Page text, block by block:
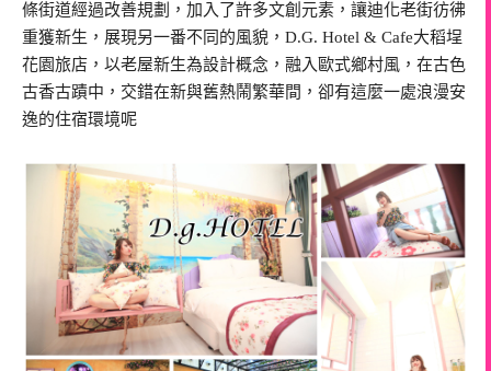
條街道經過改善規劃，加入了許多文創元素，讓迪化老街彷彿
重獲新生，展現另一番不同的風貌，D.G. Hotel & Cafe大稻埕
花園旅店，以老屋新生為設計概念，融入歐式鄉村風，在古色
古香古蹟中，交錯在新與舊熱鬧繁華間，卻有這麼一處浪漫安
逸的住宿環境呢